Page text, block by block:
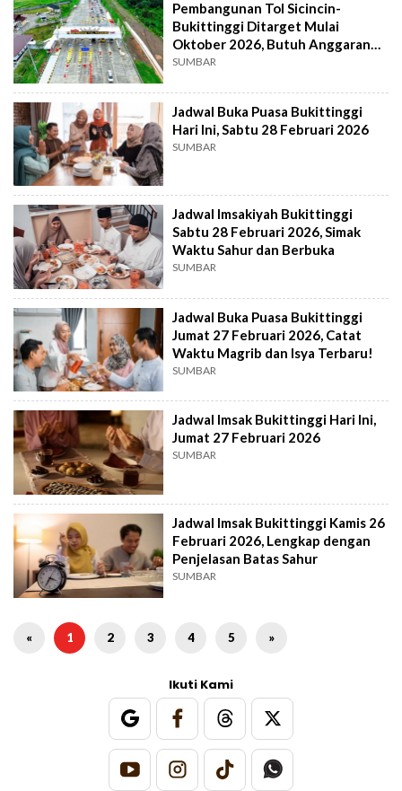
Pembangunan Tol Sicincin-
Bukittinggi Ditarget Mulai
Oktober 2026, Butuh Anggaran
Rp 25,6 Triliun!
SUMBAR
Jadwal Buka Puasa Bukittinggi
Hari Ini, Sabtu 28 Februari 2026
SUMBAR
Jadwal Imsakiyah Bukittinggi
Sabtu 28 Februari 2026, Simak
Waktu Sahur dan Berbuka
SUMBAR
Jadwal Buka Puasa Bukittinggi
Jumat 27 Februari 2026, Catat
Waktu Magrib dan Isya Terbaru!
SUMBAR
Jadwal Imsak Bukittinggi Hari Ini,
Jumat 27 Februari 2026
SUMBAR
Jadwal Imsak Bukittinggi Kamis 26
Februari 2026, Lengkap dengan
Penjelasan Batas Sahur
SUMBAR
« 1 2 3 4 5 »
Ikuti Kami